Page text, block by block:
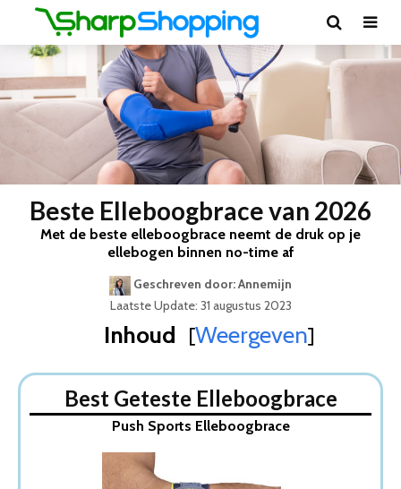
Beste Elleboogbrace van 2026
Met de beste elleboogbrace neemt de druk op je
ellebogen binnen no-time af
Geschreven door: Annemijn
Laatste Update: 31 augustus 2023
Inhoud [Weergeven]
1. Push Sports Elleboogbrace
2. AVE Elleboogbrace
3. Trebin Elleboog Brace
4. Medicca Elleboog brace
Best Geteste Elleboogbrace
Push Sports Elleboogbrace